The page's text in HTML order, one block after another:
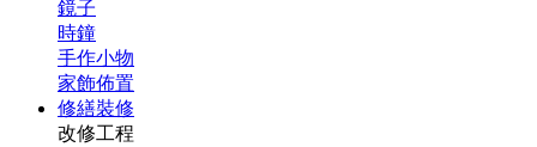
鏡子
時鐘
手作小物
家飾佈置
修繕裝修
改修工程